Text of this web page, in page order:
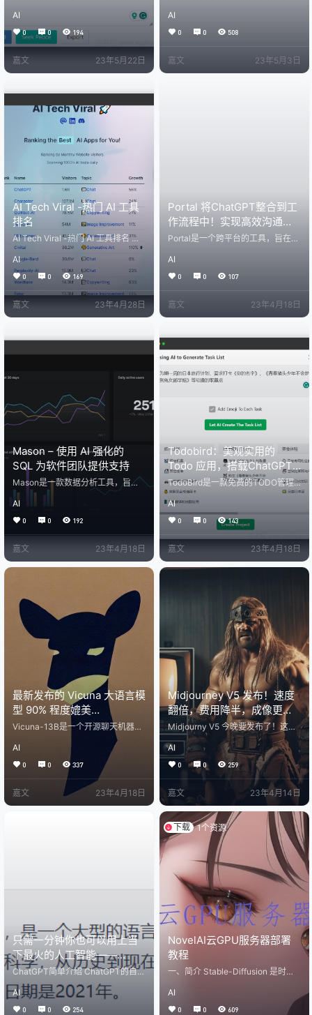
工智能（AI）帮助用户向他们的亲人
表达他们的情感和需求。这个应用
程序是一个开源项目，开发的目的
是探索AI在改善对话以及在人们之间
培养更大的理解和尊重方面的潜
力。 该应用程序利用WebRTC进行
些消息也由OpenAI处理，因此建议
不通过该平台分享任何敏感信息。
在这个基础上扩展，Peace M…
AI
0 0 194
嘉文 23年5月22日
开网页即可使用，十分方便。 作为
一款免费无限制的工具，其采用的
是GPT - 3.5架构的大语言模型。回
hatGPT那种时不时就网络中断或者
是直接banIP的操作。 另外，其还能
AI
0 0 508
嘉文 23年5月3日
AI Tech Viral -热门 AI 工具
排名
AI Tech Viral -热门 AI 工具排名 在
这个AI爆发元年，我们需要一个直观
的AI热度展示的工具网站。用来大致
了解现在AI哪项是最热门，哪一项正
在快速增长。当前 AI Tech Viral 为
我们提供了这一个AI排名入口。 热
度排名依据： 当前排名是依据网站
的月活跃人数（当月内有至少一次
标注了网站的月活人数以及主题，
AI
0 0 169
嘉文 23年4月28日
Portal 将ChatGPT整合到工
作流程中！实现高效沟通，
只能协作！
Portal是一个跨平台的工具，旨在将
流程中。特别地，它允许用户通过
按下键盘快捷键将任何选定的文本
发送给ChatGPT进行处理，然后返
（实现打字机效果）。这意味着您
可以立即在大多数没有ChatGPT功
大功能。 项目地址：https://github.
com/lxfater/Portal
AI
0 0 107
嘉文 23年4月18日
Mason – 使用 AI 强化的
SQL 为软件团队提供支持
Mason是一款数据分析工具，旨在
为团队提供查询、可视化和共享数
据的最快方式。 Mason可以帮助快
节奏的团队简化数据分析过程，优
化灵活性。 Mason采用SQL编写、
可视化和共享数据，但今天的数据
工具却未能支持这种工作方式。 现
有的数据工具并不完善，结果往往
开发团队汇聚了丰富的开发经验来
构建这个产品。 Mason可以通过全
局搜索查…
AI
0 0 192
嘉文 23年4月18日
Todobird：美观实用的
Todo 应用，搭载ChatGPT
助你高效完成任务！
TodoBird是一款免费的TODO管理
工具，源于作者在外包项目中对TO
DO需求的体会。作者认为现有产品
大多太复杂，不支持换肤等功能，
因此决定自己造一个轮子。TodoBir
d需要足够简单、可以更换皮肤、有
Mac本地应用程序且速度快轻量。 T
odobird 是一个好看的 Todo 应用，
包含 ChatGPT 支持，有多种主题可
统计和分析功能，可以查看你每日
AI
0 0 143
嘉文 23年4月18日
最新发布的 Vicuna 大语言模
型 90% 程度媲美
ChatGPT/GPT-4
Vicuna-13B是一个开源聊天机器
人，使用从ShareGPT收集的用户共
享对话进行fine-tuning LLaMA训
练。初步评估表明，Vicuna-13B在
超过90%*的情况下优于LLaMA和St
anford Alpaca等其他模型，并且比
OpenAI ChatGPT和Google Bard更
具质量。训练Vicuna-13B的成本约
AI
0 0 337
嘉文 23年4月18日
Midjourney V5 发布！速度
翻倍，费用降半，成像更快
更便宜！
Midjourny V5 今晚要发布了！这次
更新，我们将会带来以下三点变
化： 速度快两倍！我们对算法进行
了优化，让机器能够更快地处理数
据。 费用便宜一半！我们与供应商
进行了协商，降低了成本。 成像质
量可能会有轻微损伤。为了追求更
高的速度和更低的成本，我们对成
像算法进行了微调。但请放心，这
只是轻微的损伤，不会影响使用效
果。 我们相信这次更新将会给您带
来更好的使用体验。欢迎您前往 Mi
djourny …
AI
0 0 259
嘉文 23年4月14日
只需一分钟你也可以用上当
下最火的人工智能——
ChatGPT
ChatGPT简单介绍 ChatGPT的自我
介绍：我是 OpenAI 训练的 ChatGP
T 模型，是一个大型的语言模型。我
可以回答各种问题，从知识性问题
AI
0 0 254
下载 1个资源
NovelAI云GPU服务器部署
教程
一、简介 Stable-Diffusion 是时下
有之一，之前由于NovelAI的二次元
训练模型效果十分出色也成功使Sta
AI
0 0 609